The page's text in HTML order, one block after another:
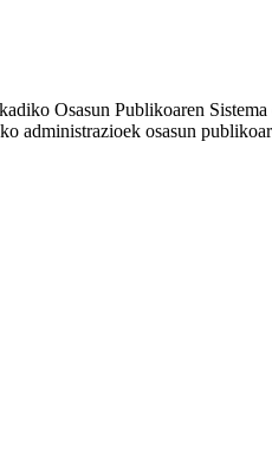
Osasun Publikoaren
administrazioek osasun